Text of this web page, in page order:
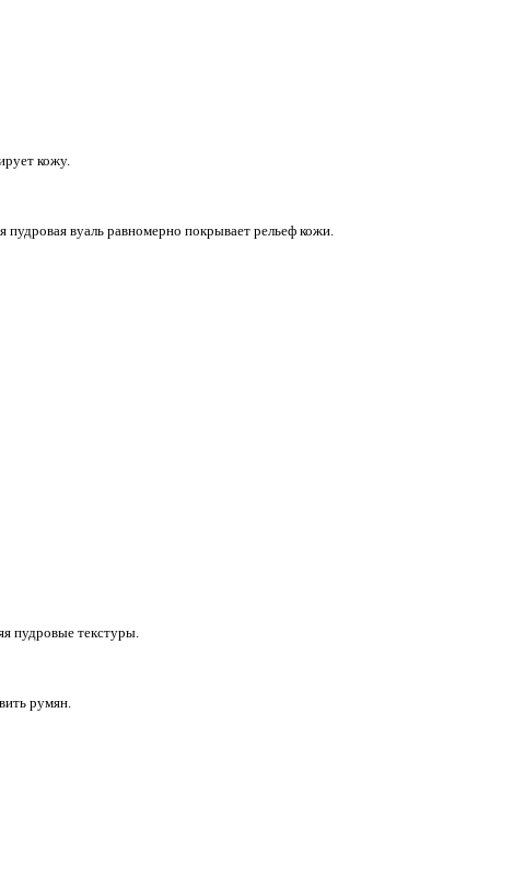
кожу.
пудровая вуаль равномерно покрывает рельеф кожи.
пудровые текстуры.
румян.